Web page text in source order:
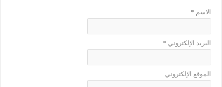
الاسم *
البريد الإلكتروني *
الموقع الإلكتروني